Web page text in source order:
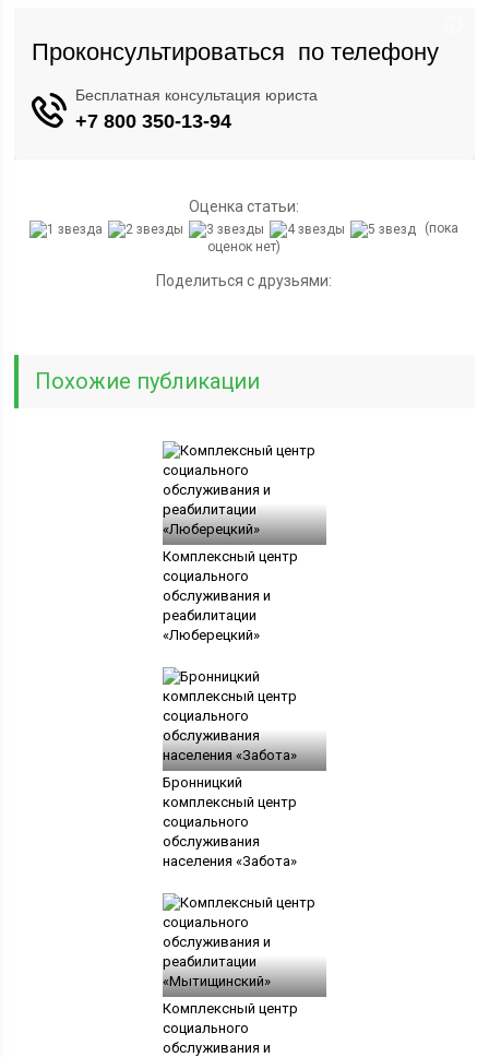
Оценка статьи:
(пока
оценок нет)
Поделиться с друзьями:
Похожие публикации
Комплексный центр
социального
обслуживания и
реабилитации
«Люберецкий»
Бронницкий
комплексный центр
социального
обслуживания
населения «Забота»
Комплексный центр
социального
обслуживания и